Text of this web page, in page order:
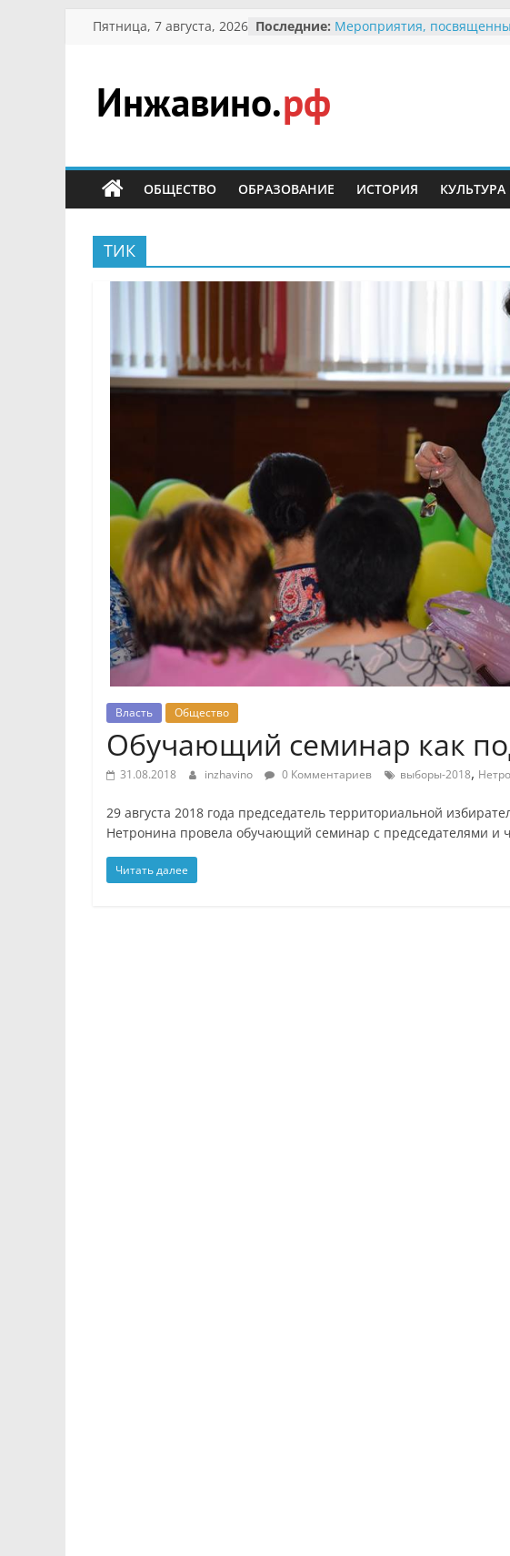
Перейти
Пятница, 7 августа, 2026 Последние: Мероприятия,
Безопасность в сети
Ученики приняли участие
мероприятии «Сохраним
заповедника родились
суслики
Инжавино.рф
сельский
портал
ОБЩЕСТВО ОБРАЗОВАНИЕ ИСТОРИЯ
ТИК
Власть Общество
Обучающий семинар как
31.08.2018 inzhavino 0 Комментариев выборы-2018,
29 августа 2018 года председатель территориальной
Нетронина провела обучающий семинар с председателями и
Читать далее